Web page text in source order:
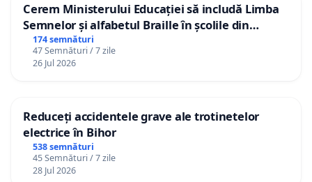
Cerem Ministerului Educației să includă Limba
Semnelor și alfabetul Braille în școlile din
Republica Moldova!
174 semnături
47 Semnături / 7 zile
26 Jul 2026
Reduceți accidentele grave ale trotinetelor
electrice în Bihor
538 semnături
45 Semnături / 7 zile
28 Jul 2026